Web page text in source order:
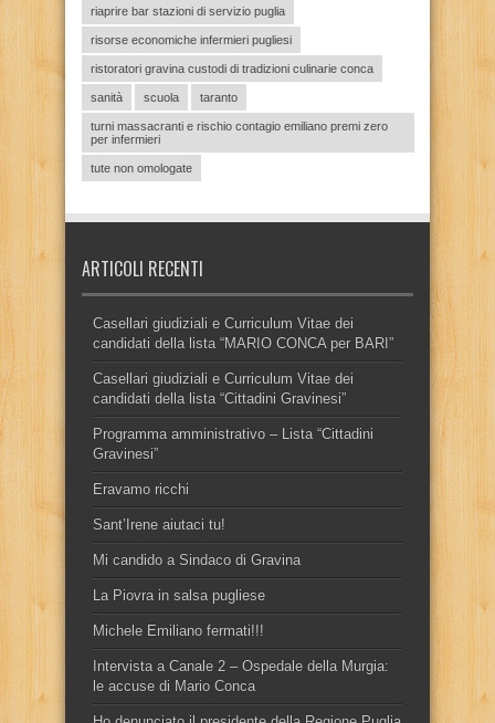
riaprire bar stazioni di servizio puglia
risorse economiche infermieri pugliesi
ristoratori gravina custodi di tradizioni culinarie conca
sanità scuola taranto
turni massacranti e rischio contagio emiliano premi zero
per infermieri
tute non omologate
ARTICOLI RECENTI
Casellari giudiziali e Curriculum Vitae dei
candidati della lista “MARIO CONCA per BARI”
Casellari giudiziali e Curriculum Vitae dei
candidati della lista “Cittadini Gravinesi”
Programma amministrativo – Lista “Cittadini
Gravinesi”
Eravamo ricchi
Sant’Irene aiutaci tu!
Mi candido a Sindaco di Gravina
La Piovra in salsa pugliese
Michele Emiliano fermati!!!
Intervista a Canale 2 – Ospedale della Murgia:
le accuse di Mario Conca